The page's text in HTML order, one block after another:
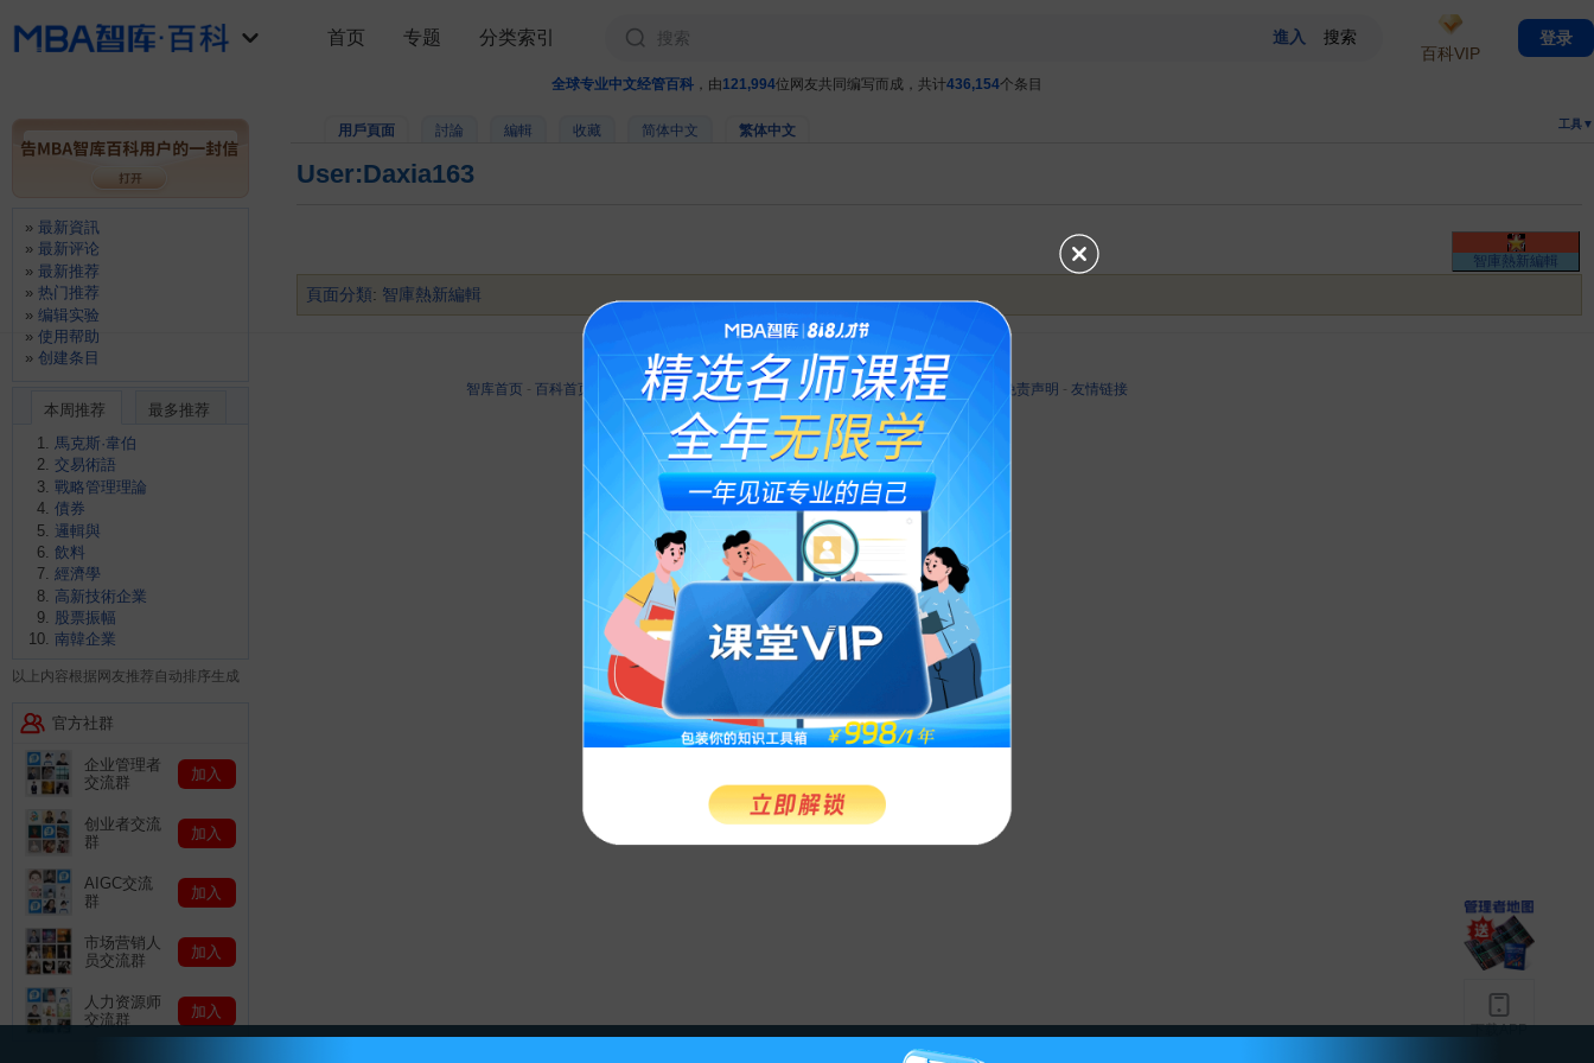
全球专业中文经管百科 ，由121,994位网友共同编写而成，共计436,154个条目
用戶頁面 討論 編輯 收藏 简体中文 繁体中文 工具▼
User:Daxia163
智庫熱新編輯
頁面分類: 智庫熱新編輯
首页 专题 分类索引
百科VIP
登录
最新資訊
最新评论
最新推荐
热门推荐
编辑实验
使用帮助
创建条目
本周推荐
最多推荐
馬克斯·韋伯
交易術語
戰略管理理論
債券
邏輯與
飲料
經濟學
高新技術企業
股票振幅
南韓企業
以上内容根据网友推荐自动排序生成
官方社群
企业管理者
交流群
加入
创业者交流
群
加入
AIGC交流
群
加入
市场营销人
员交流群
加入
人力资源师
交流群
加入
下载APP
最後更改11:30, 2014年2月14日.
智库首页 - 百科首页 关于百科-客户端-人才招聘- 广告合作 -权利通知-联系我们 免责声明 - 友情链接
©2026 MBAlib.com, All rights reserved.
闽公网安备 35020302032707号